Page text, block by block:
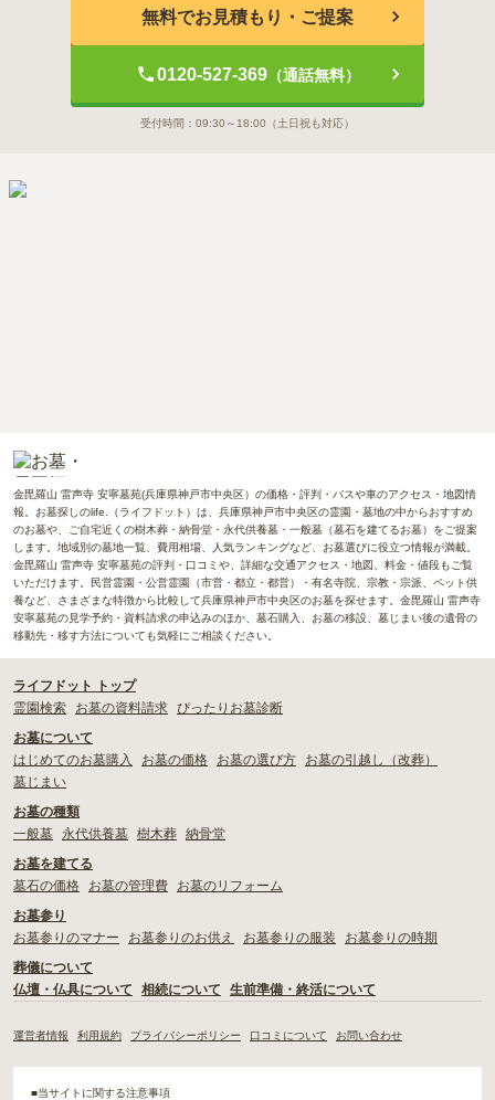
無料でお見積もり・ご提案
0120-527-369（通話無料）
受付時間： 09:30～18:00 （土日祝も対応）
金毘羅山 雷声寺 安寧墓苑(兵庫県神戸市中央区）の価格・評判・バスや車のアクセス・地図情
報。お墓探しのlife.（ライフドット）は、兵庫県神戸市中央区の霊園・墓地の中からおすすめ
のお墓や、ご自宅近くの樹木葬・納骨堂・永代供養墓・一般墓（墓石を建てるお墓）をご提案
します。地域別の墓地一覧、費用相場、人気ランキングなど、お墓選びに役立つ情報が満載。
金毘羅山 雷声寺 安寧墓苑の評判・口コミや、詳細な交通アクセス・地図、料金・値段もご覧
いただけます。民営霊園・公営霊園（市営・都立・都営）・有名寺院、宗教・宗派、ペット供
養など、さまざまな特徴から比較して兵庫県神戸市中央区のお墓を探せます。金毘羅山 雷声寺
安寧墓苑の見学予約・資料請求の申込みのほか、墓石購入、お墓の移設、墓じまい後の遺骨の
移動先・移す方法についても気軽にご相談ください。
ライフドット トップ
霊園検索
お墓の資料請求 ぴったりお墓診断
お墓について
はじめてのお墓購入
お墓の価格 お墓の選び方
お墓の引越し（改葬）
墓じまい
お墓の種類
一般墓
永代供養墓 樹木葬 納骨堂
お墓を建てる
墓石の価格
お墓の管理費
お墓のリフォーム
お墓参り
お墓参りのマナー
お墓参りのお供え お墓参りの服装
お墓参りの時期
葬儀について
仏壇・仏具について
相続について 生前準備・終活について
運営者情報 利用規約 プライバシーポリシー 口コミについて お問い合わせ
■当サイトに関する注意事項